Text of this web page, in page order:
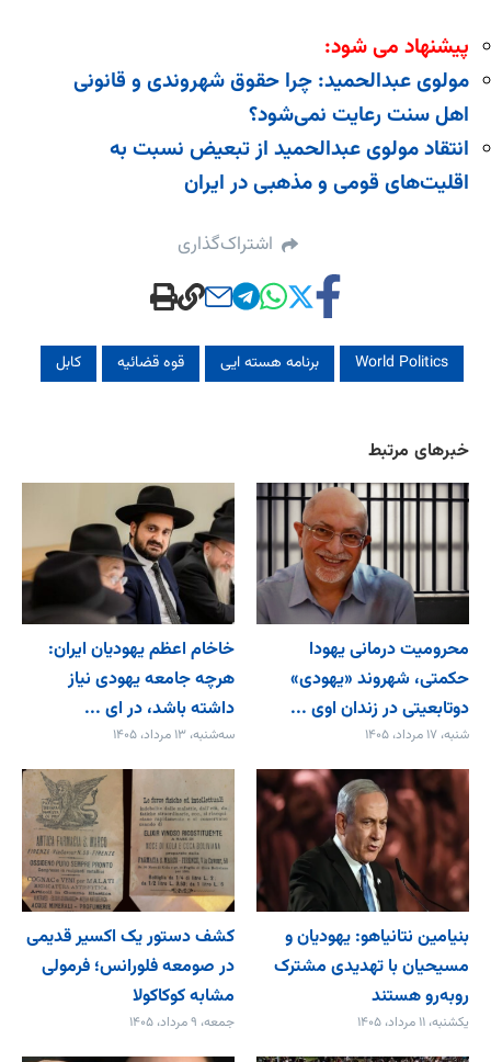
پیشنهاد می شود:
مولوی عبدالحمید: چرا حقوق شهروندی و قانونی
اهل سنت رعایت نمی‌شود؟
انتقاد مولوی عبدالحمید از تبعیض نسبت به
اقلیت‌های قومی و مذهبی در ایران
اشتراک‌گذاری
World Politics برنامه هسته ایی قوه قضائیه کابل
خبرهای مرتبط
محرومیت درمانی یهودا
حکمتی، شهروند «یهودی»
دوتابعیتی در زندان اوی ...
شنبه، ۱۷ مرداد، ۱۴۰۵
خاخام اعظم یهودیان ایران:
هرچه جامعه یهودی نیاز
داشته باشد، در ای ...
سه‌شنبه، ۱۳ مرداد، ۱۴۰۵
بنیامین نتانیاهو: یهودیان و
مسیحیان با تهدیدی مشترک
روبه‌رو هستند
یکشنبه، ۱۱ مرداد، ۱۴۰۵
کشف دستور یک اکسیر قدیمی
در صومعه فلورانس؛ فرمولی
مشابه کوکاکولا
جمعه، ۹ مرداد، ۱۴۰۵